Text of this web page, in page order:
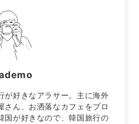
が好きなアラサー。主に海外
さん、お洒落なカフェをブロ
国が好きなので、韓国旅行の